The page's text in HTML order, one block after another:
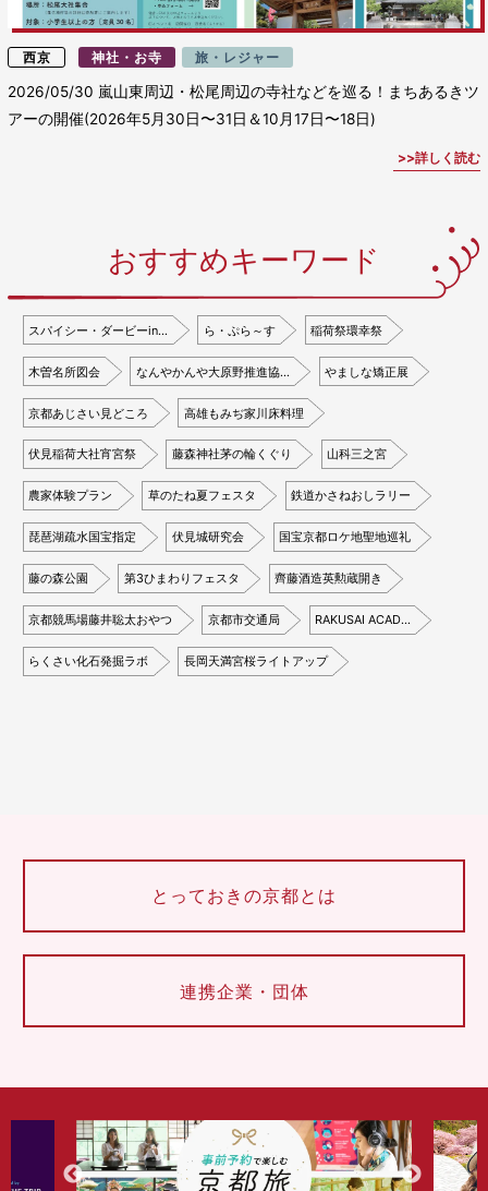
西京 神社・お寺 旅・レジャー
2026/05/30 嵐山東周辺・松尾周辺の寺社などを巡る！まちあるきツ
アーの開催(2026年5月30日〜31日＆10月17日〜18日)
詳しく読む
おすすめキーワード
スパイシー・ダービーin… ら・ぷら～す 稲荷祭環幸祭
木曽名所図会 なんやかんや大原野推進協… やましな矯正展
京都あじさい見どころ 高雄もみぢ家川床料理
伏見稲荷大社宵宮祭 藤森神社茅の輪くぐり 山科三之宮
農家体験プラン 草のたね夏フェスタ 鉄道かさねおしラリー
琵琶湖疏水国宝指定 伏見城研究会 国宝京都ロケ地聖地巡礼
藤の森公園 第3ひまわりフェスタ 齊藤酒造英勲蔵開き
京都競馬場藤井聡太おやつ 京都市交通局 RAKUSAI ACAD…
らくさい化石発掘ラボ 長岡天満宮桜ライトアップ
とっておきの京都とは
連携企業・団体